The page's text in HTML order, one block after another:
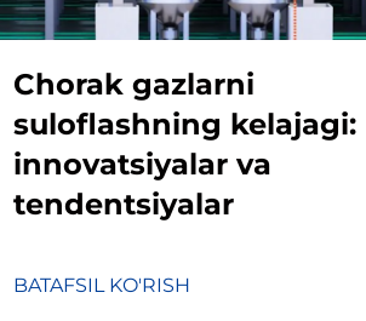
Chorak gazlarni
suloflashning kelajagi:
innovatsiyalar va
tendentsiyalar
BATAFSIL KO'RISH